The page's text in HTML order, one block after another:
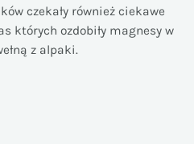
czekały również ciekawe
których ozdobiły magnesy w
z alpaki.